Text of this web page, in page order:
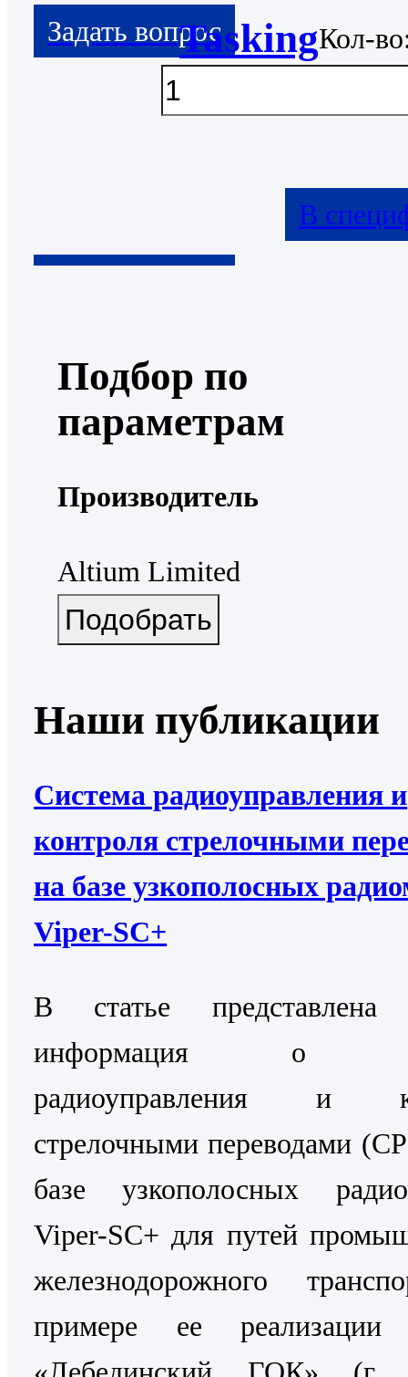
Tasking
В
Кол-
Подбор по
параметрам
Производитель
Altium Limited
Наши публикации
Система радиоуправления и
контроля стрелочными
на базе узкополосных
Viper-SC+
В статье представлена
информация о
радиоуправления и
стрелочными переводами
базе узкополосных
Viper-SC+ для путей
железнодорожного
примере ее